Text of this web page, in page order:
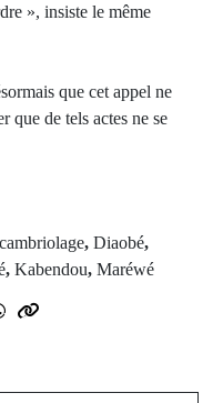
», insiste le même
que cet appel ne
que de tels actes ne se
cambriolage,Diaobé,
,Kabendou,Maréwé
2026 : Le
directeur et